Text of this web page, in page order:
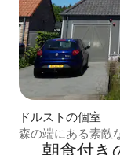
ドルストの個室
森の端にある素敵